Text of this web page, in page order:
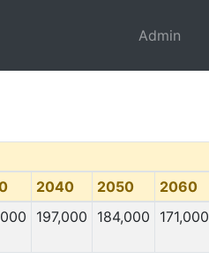
Admin
2040 2050
2060
197,000 184,000 171,000